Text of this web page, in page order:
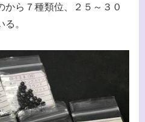
から７種類位、２５～３０
。